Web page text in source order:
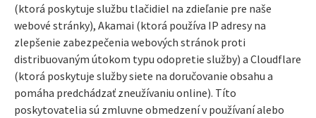
(ktorá poskytuje službu tlačidiel na zdieľanie pre naše
webové stránky), Akamai (ktorá používa IP adresy na
zlepšenie zabezpečenia webových stránok proti
distribuovaným útokom typu odopretie služby) a Cloudflare
(ktorá poskytuje služby siete na doručovanie obsahu a
pomáha predchádzať zneužívaniu online). Títo
poskytovatelia sú zmluvne obmedzení v používaní alebo